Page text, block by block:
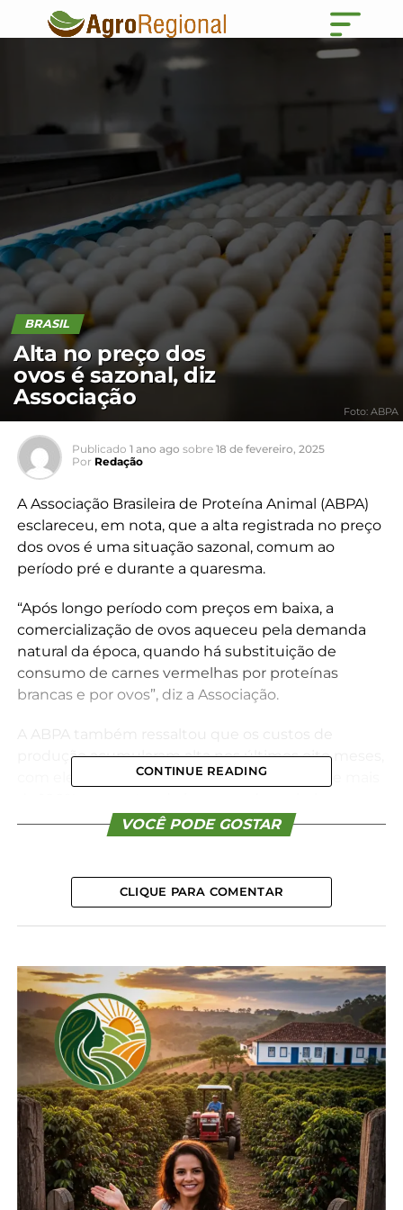
BRASIL
Alta no preço dos
ovos é sazonal, diz
Associação
Foto: ABPA
Publicado 1 ano ago sobre 18 de fevereiro, 2025
Por Redação
A Associação Brasileira de Proteína Animal (ABPA)
esclareceu, em nota, que a alta registrada no preço
dos ovos é uma situação sazonal, comum ao
período pré e durante a quaresma.
“Após longo período com preços em baixa, a
comercialização de ovos aqueceu pela demanda
natural da época, quando há substituição de
consumo de carnes vermelhas por proteínas
brancas e por ovos”, diz a Associação.
A ABPA também ressaltou que os custos de
produção acumularam alta nos últimos oito meses,
com elevação de 30% no preço do milho e de mais
Ao mesmo tempo, as temperaturas em níveis
“Mesmo com estes fatores, os produtores esperam
que o mercado deverá se normalizar até o final do
patamares de consumo das diversas proteínas”.
Segundo a Associação, embora em alta, as
exportações de ovos têm efeito praticamente nulo
sobre a oferta interna, já que representam menos
de 1% das 59 bilhões de unidades que deverão ser
produzidas este ano, o que deve gerar um
consumo per capita de 272 unidades anuais – mais
de 40 unidades acima da média mundial de
consumo.
*ABPA
CONTINUE READING
VOCÊ PODE GOSTAR
CLIQUE PARA COMENTAR